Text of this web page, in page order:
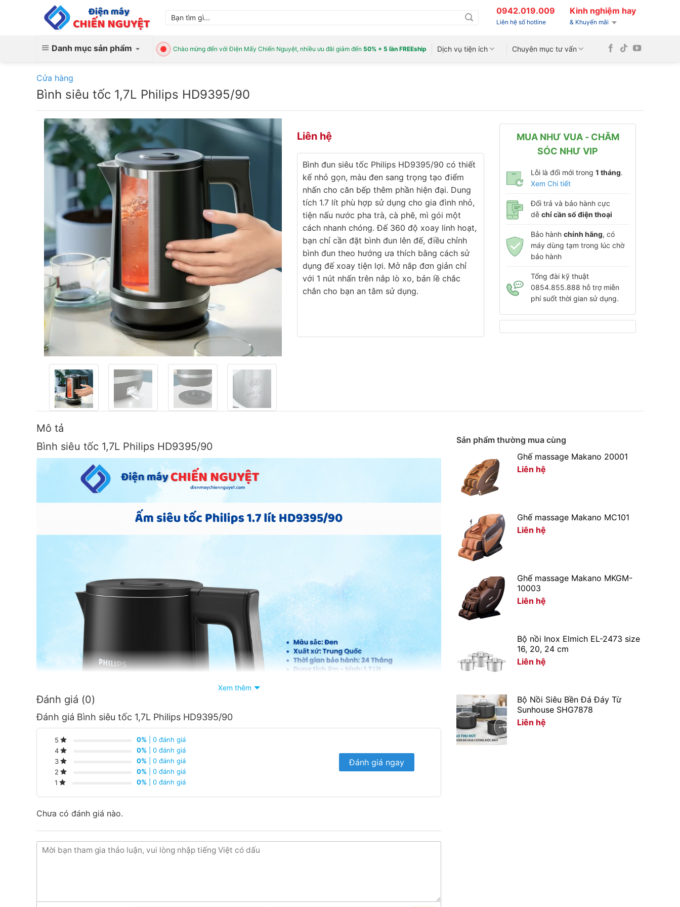
kiếm:
0942.019.009
Liên hệ số hotline
Kinh nghiệm hay
& Khuyến mãi
Danh mục sản phẩm Chào mừng đến với Điện Mấy Chiến Nguyệt, nhiều ưu đãi giảm đến 50% + 5 lần FREEship Dịch vụ tiện ích Chuyên mục tư vấn
Cửa hàng
Bình siêu tốc 1,7L Philips HD9395/90
Liên hệ
Bình đun siêu tốc Philips HD9395/90 có thiết
kế nhỏ gọn, màu đen sang trọng tạo điểm
nhấn cho căn bếp thêm phần hiện đại. Dung
tích 1.7 lít phù hợp sử dụng cho gia đình nhỏ,
tiện nấu nước pha trà, cà phê, mì gói một
cách nhanh chóng. Đế 360 độ xoay linh hoạt,
bạn chỉ cần đặt bình đun lên đế, điều chỉnh
bình đun theo hướng ưa thích bằng cách sử
dụng đế xoay tiện lợi. Mở nắp đơn giản chỉ
với 1 nút nhấn trên nắp lò xo, bản lề chắc
chắn cho bạn an tâm sử dụng.
MUA NHƯ VUA - CHĂM
SÓC NHƯ VIP
Lỗi là đổi mới trong 1 tháng.
Xem Chi tiết
Đổi trả và bảo hành cực
dễ chỉ cần số điện thoại
Bảo hành chính hãng, có
máy dùng tạm trong lúc chờ
bảo hành
Tổng đài kỹ thuật
0854.855.888 hỗ trợ miễn
phí suốt thời gian sử dụng.
Mô tả
Bình siêu tốc 1,7L Philips HD9395/90
Xem thêm
Đánh giá (0)
Đánh giá Bình siêu tốc 1,7L Philips HD9395/90
5 0% | 0 đánh giá
4
0% | 0 đánh giá
3
0% | 0 đánh giá
2
0% | 0 đánh giá
1
0% | 0 đánh giá
Đánh giá ngay
Chưa có đánh giá nào.
Sản phẩm thường mua cùng
Ghế massage Makano 20001
Liên hệ
Ghế massage Makano MC101
Liên hệ
Ghế massage Makano MKGM-
10003
Liên hệ
Bộ nồi Inox Elmich EL-2473 size
16, 20, 24 cm
Liên hệ
Bộ Nồi Siêu Bền Đá Đáy Từ
Sunhouse SHG7878
Liên hệ